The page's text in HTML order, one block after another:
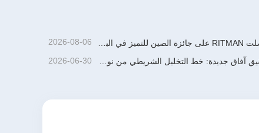
2026-08-06
2026-06-30